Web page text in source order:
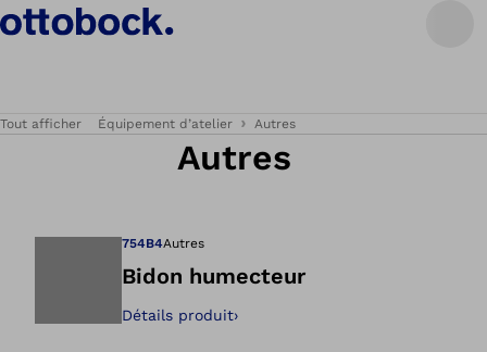
Tout afficher Équipement d’atelier Autres
Autres
754B4Autres
Bidon humecteur
Détails produit›